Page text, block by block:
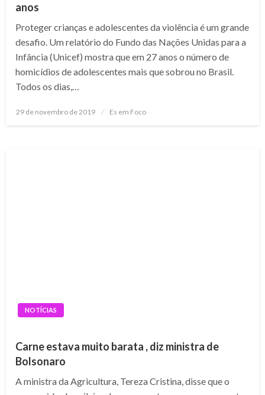
anos
Proteger crianças e adolescentes da violência é um grande
desafio. Um relatório do Fundo das Nações Unidas para a
Infância (Unicef) mostra que em 27 anos o número de
homicídios de adolescentes mais que sobrou no Brasil.
Todos os dias,…
Posted
29 de novembro de 2019 Es em Foco
NOTÍCIAS
Carne estava muito barata , diz ministra de
Bolsonaro
A ministra da Agricultura, Tereza Cristina, disse que o